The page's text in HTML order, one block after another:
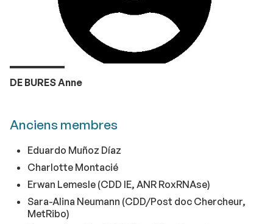
DE BURES Anne
Anciens membres
Eduardo Muñoz Díaz
Charlotte Montacié
Erwan Lemesle (CDD IE, ANR RoxRNAse)
Sara-Alina Neumann (CDD/Post doc Chercheur,
MetRibo)